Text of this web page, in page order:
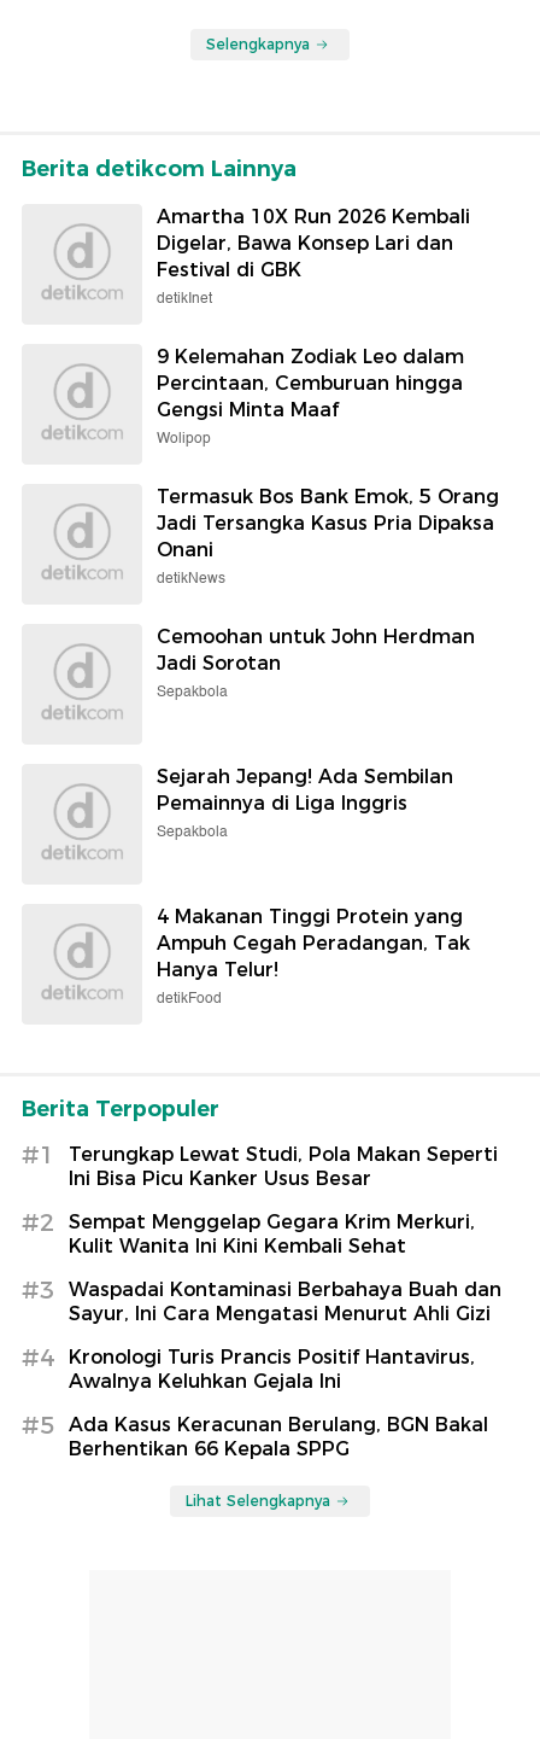
Selengkapnya
Berita detikcom Lainnya
Amartha 10X Run 2026 Kembali
Digelar, Bawa Konsep Lari dan
Festival di GBK
detikInet
9 Kelemahan Zodiak Leo dalam
Percintaan, Cemburuan hingga
Gengsi Minta Maaf
Wolipop
Termasuk Bos Bank Emok, 5 Orang
Jadi Tersangka Kasus Pria Dipaksa
Onani
detikNews
Cemoohan untuk John Herdman
Jadi Sorotan
Sepakbola
Sejarah Jepang! Ada Sembilan
Pemainnya di Liga Inggris
Sepakbola
4 Makanan Tinggi Protein yang
Ampuh Cegah Peradangan, Tak
Hanya Telur!
detikFood
Berita Terpopuler
#1
Terungkap Lewat Studi, Pola Makan Seperti
Ini Bisa Picu Kanker Usus Besar
#2
Sempat Menggelap Gegara Krim Merkuri,
Kulit Wanita Ini Kini Kembali Sehat
#3
Waspadai Kontaminasi Berbahaya Buah dan
Sayur, Ini Cara Mengatasi Menurut Ahli Gizi
#4
Kronologi Turis Prancis Positif Hantavirus,
Awalnya Keluhkan Gejala Ini
#5
Ada Kasus Keracunan Berulang, BGN Bakal
Berhentikan 66 Kepala SPPG
Lihat Selengkapnya